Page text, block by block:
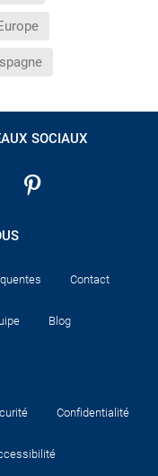
SOCIAUX
Contact
Blog
Confidentialité